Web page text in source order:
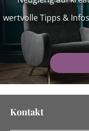
wertvolle Tipps &
Kontakt